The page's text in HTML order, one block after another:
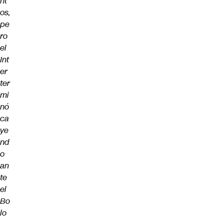
os,
pe
ro
el
Int
er
ter
mi
nó
ca
ye
nd
o
an
te
el
Bo
lo